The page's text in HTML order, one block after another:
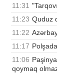
11:31
11:23 Quduz
11:22
11:17
11:06
qoymaq